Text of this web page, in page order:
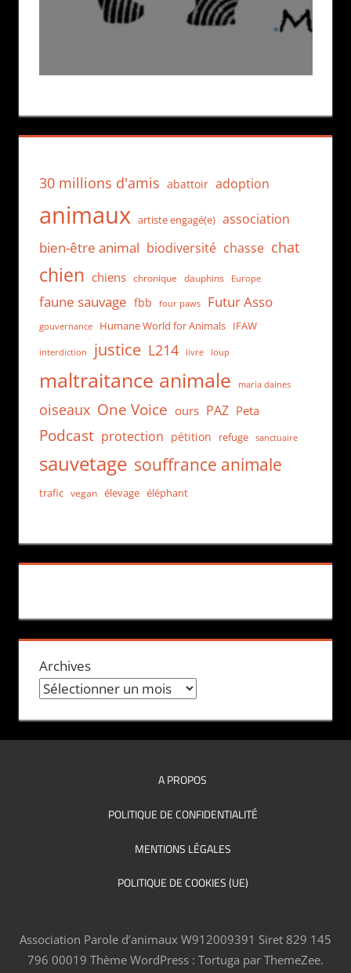
30 millions d'amis abattoir adoption
animaux artiste engagé(e) association
bien-être animal biodiversité chasse chat
chien chiens chronique dauphins Europe
faune sauvage fbb four paws Futur Asso
gouvernance Humane World for Animals IFAW
interdiction justice L214 livre loup
maltraitance animale maria daines
oiseaux One Voice ours PAZ Peta
Podcast protection pétition refuge sanctuaire
sauvetage souffrance animale
trafic vegan élevage éléphant
Archives
A PROPOS
POLITIQUE DE CONFIDENTIALITÉ
MENTIONS LÉGALES
POLITIQUE DE COOKIES (UE)
Association Parole d’animaux W912009391 Siret 829 145
796 00019 Thème WordPress : Tortuga par ThemeZee.